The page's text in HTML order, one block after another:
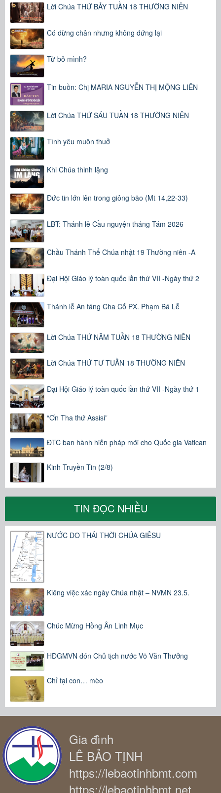
Lời Chúa THỨ BẢY TUẦN 18 THƯỜNG NIÊN
Có dừng chân nhưng không đứng lại
Từ bỏ mình?
Tin buồn: Chị MARIA NGUYỄN THỊ MỘNG LIÊN
Lời Chúa THỨ SÁU TUẦN 18 THƯỜNG NIÊN
Tình yêu muôn thuở
Khi Chúa thinh lặng
Đức tin lớn lên trong giông bão (Mt 14,22-33)
LBT: Thánh lễ Cầu nguyện tháng Tám 2026
Chầu Thánh Thể Chúa nhật 19 Thường niên -A
Đại Hội Giáo lý toàn quốc lần thứ VII -Ngày thứ 2
Thánh lễ An táng Cha Cố PX. Phạm Bá Lễ
Lời Chúa THỨ NĂM TUẦN 18 THƯỜNG NIÊN
Lời Chúa THỨ TƯ TUẦN 18 THƯỜNG NIÊN
Đại Hội Giáo lý toàn quốc lần thứ VII -Ngày thứ 1
“Ơn Tha thứ Assisi”
ĐTC ban hành hiến pháp mới cho Quốc gia Vatican
Kinh Truyền Tin (2/8)
TIN ĐỌC NHIỀU
NƯỚC DO THÁI THỜI CHÚA GIÊSU
Kiêng việc xác ngày Chúa nhật – NVMN 23.5.
Chúc Mừng Hồng Ân Linh Mục
HĐGMVN đón Chủ tịch nước Võ Văn Thưởng
Chỉ tại con… mèo
Gia đình
LÊ BẢO TỊNH
https://lebaotinhbmt.com
https://lebaotinhbmt.net